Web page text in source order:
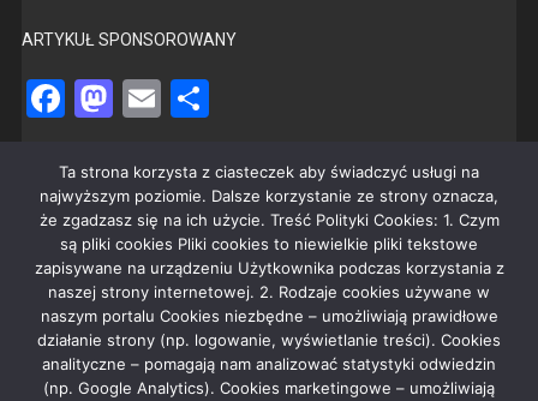
ARTYKUŁ SPONSOROWANY
Facebook
Mastodon
EmailShare
Czytaj dalej
REKLAMA
Ta strona korzysta z ciasteczek aby świadczyć usługi na
najwyższym poziomie. Dalsze korzystanie ze strony oznacza,
że zgadzasz się na ich użycie. Treść Polityki Cookies: 1. Czym
są pliki cookies Pliki cookies to niewielkie pliki tekstowe
zapisywane na urządzeniu Użytkownika podczas korzystania z
naszej strony internetowej. 2. Rodzaje cookies używane w
naszym portalu Cookies niezbędne – umożliwiają prawidłowe
działanie strony (np. logowanie, wyświetlanie treści). Cookies
analityczne – pomagają nam analizować statystyki odwiedzin
(np. Google Analytics). Cookies marketingowe – umożliwiają